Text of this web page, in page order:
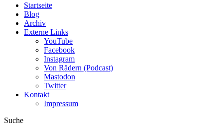
Startseite
Blog
Archiv
Externe Links
YouTube
Facebook
Instagram
Von Rädern (Podcast)
Mastodon
Twitter
Kontakt
Impressum
Suche